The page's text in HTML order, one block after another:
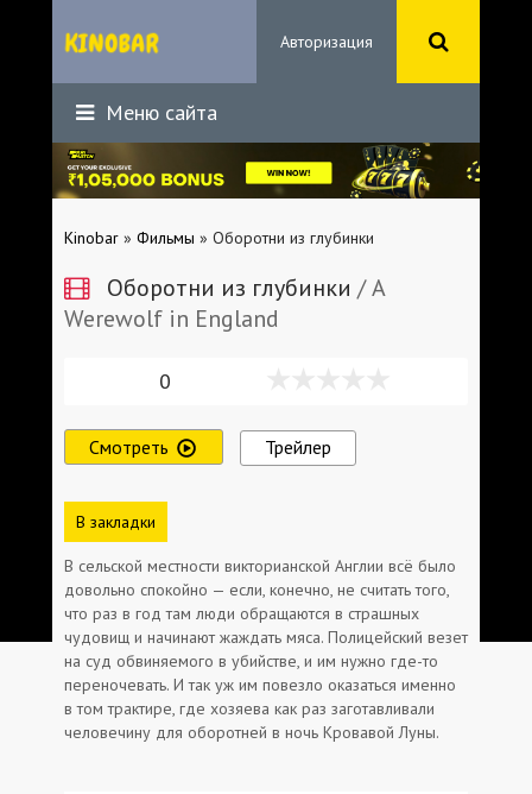
Авторизация
Меню сайта
Kinobar » Фильмы » Оборотни из глубинки
Оборотни из глубинки / A
Werewolf in England
0
Смотреть Трейлер
В закладки
В сельской местности викторианской Англии всё было
довольно спокойно — если, конечно, не считать того,
что раз в год там люди обращаются в страшных
чудовищ и начинают жаждать мяса. Полицейский везет
на суд обвиняемого в убийстве, и им нужно где-то
переночевать. И так уж им повезло оказаться именно
в том трактире, где хозяева как раз заготавливали
человечину для оборотней в ночь Кровавой Луны.